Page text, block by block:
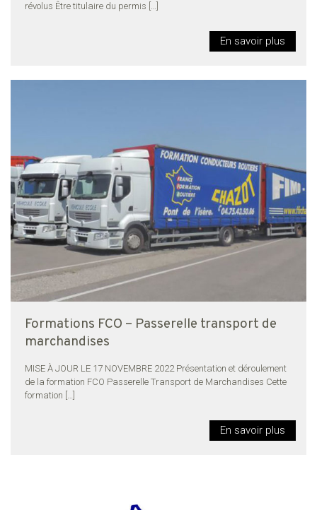
révolus Être titulaire du permis […]
En savoir plus
Formations FCO – Passerelle transport de
marchandises
MISE À JOUR LE 17 NOVEMBRE 2022 Présentation et déroulement
de la formation FCO Passerelle Transport de Marchandises Cette
formation […]
En savoir plus